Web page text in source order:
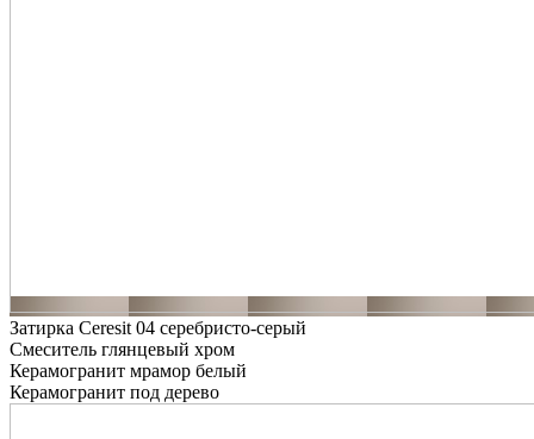
Затирка Ceresit 04 серебристо-серый
Смеситель глянцевый хром
Керамогранит мрамор белый
Керамогранит под дерево